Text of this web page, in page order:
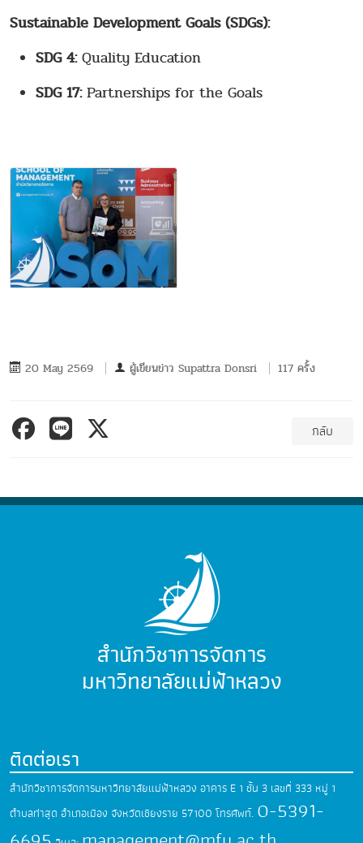
Sustainable Development Goals (SDGs):
SDG 4:Quality Education
SDG 17:Partnerships for the Goals
20 May 2569 ผู้เขียนข่าว Supattra Donsri 117 ครั้ง
กลับ
สำนักวิชาการจัดการ
มหาวิทยาลัยแม่ฟ้าหลวง
ติดต่อเรา
สำนักวิชาการจัดการมหาวิทยาลัยแม่ฟ้าหลวง อาคาร E 1 ชั้น 3 เลขที่ 333 หมู่ 1
ตำบลท่าสุด อำเภอเมือง จังหวัดเชียงราย 57100 โทรศัพท์. 0-5391-